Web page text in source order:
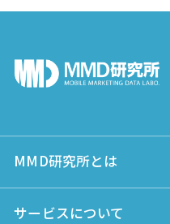
MMD研究所とは
サービスについて